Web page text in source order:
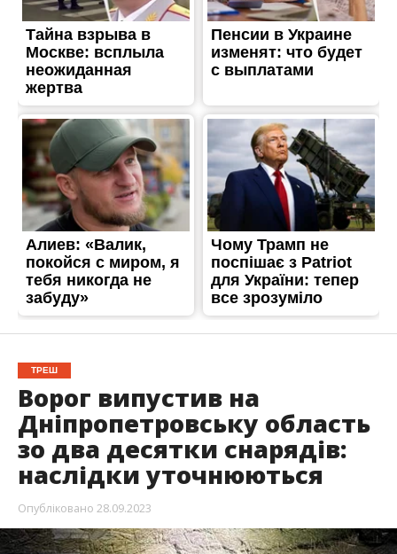
ТРЕШ
Ворог випустив на
Дніпропетровську область
зо два десятки снарядів:
наслідки уточнюються
Опубліковано 28.09.2023